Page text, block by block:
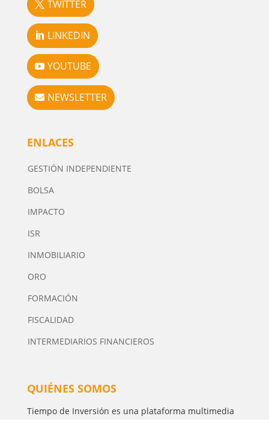
TWITTER
LINKEDIN
YOUTUBE
NEWSLETTER
ENLACES
GESTIÓN INDEPENDIENTE
BOLSA
IMPACTO
ISR
INMOBILIARIO
ORO
FORMACIÓN
FISCALIDAD
INTERMEDIARIOS FINANCIEROS
QUIÉNES SOMOS
Tiempo de Inversión es una plataforma multimedia